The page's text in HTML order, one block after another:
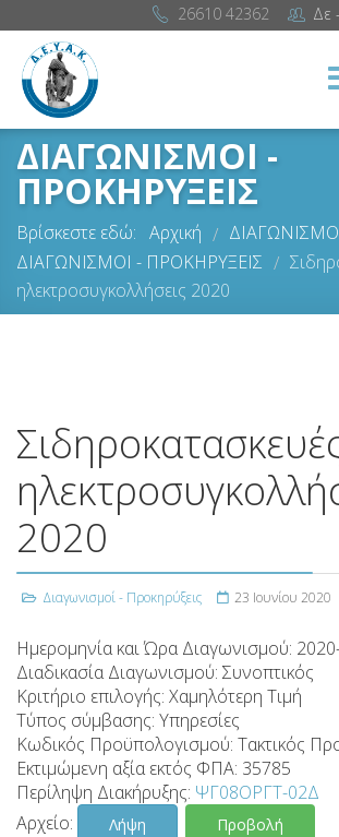
26610 42362 Δε
ΔΙΑΓΩΝΙΣΜΟΙ -
ΠΡΟΚΗΡΥΞΕΙΣ
Βρίσκεστε εδώ: Αρχική /
ΔΙΑΓΩΝΙΣΜΟΙ - ΠΡΟΚΗΡΥΞΕΙΣ /
ηλεκτροσυγκολλήσεις 2020
2020
Διαγωνισμοί - Προκηρύξεις 23 Ιουνίου 2020
Ημερομηνία και Ώρα Διαγωνισμού:
Διαδικασία Διαγωνισμού: Συνοπτικός
Κριτήριο επιλογής: Χαμηλότερη Τιμή
Τύπος σύμβασης: Υπηρεσίες
Κωδικός Προϋπολογισμού: Τακτικός
Εκτιμώμενη αξία εκτός ΦΠΑ: 35785
Περίληψη Διακήρυξης: ΨΓ08ΟΡΓΤ-02Δ
Αρχείο:
Λήψη Προβολή